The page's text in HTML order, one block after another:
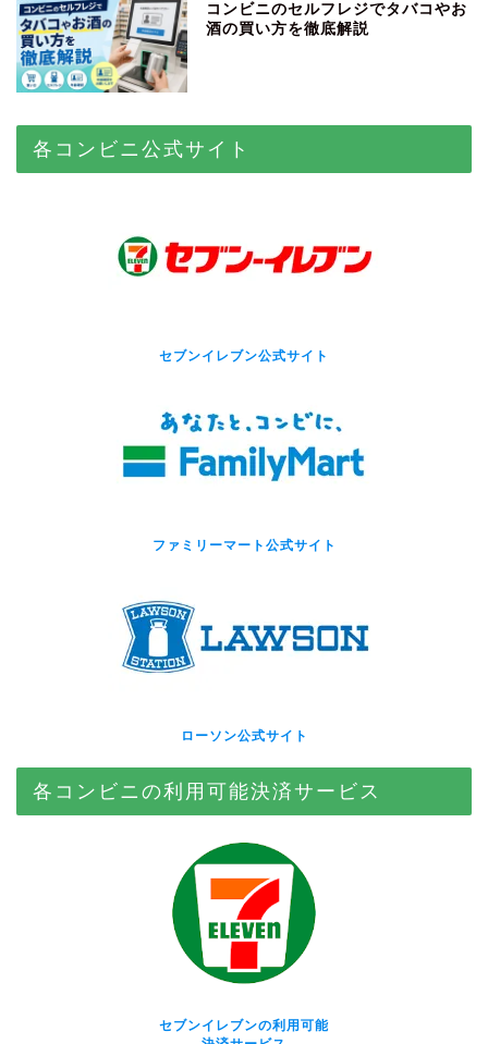
コンビニのセルフレジでタバコやお
酒の買い方を徹底解説
各コンビニ公式サイト
セブンイレブン公式サイト
ファミリーマート公式サイト
ローソン公式サイト
各コンビニの利用可能決済サービス
セブンイレブンの利用可能